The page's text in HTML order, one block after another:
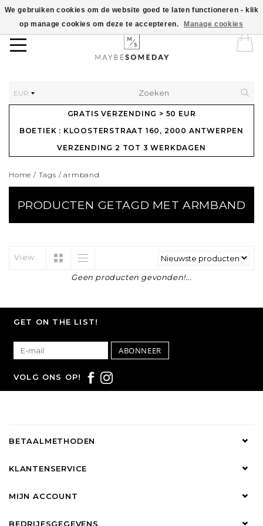
EUR
GRATIS VERZENDING > 50 EUR
BOETIEK : KLOOSTERSTRAAT 160, 2000 ANTWERPEN
VERZENDING 2 TOT 3 WERKDAGEN
Home / Tags /armband
PRODUCTEN GETAGD MET ARMBAND
View:
Geen producten gevonden!...
We gebruiken cookies om de website goed te laten functioneren - klik
op manage cookies om deze te accepteren.
Manage cookies
GET ON THE LIST!
ABONNEER
VOLG ONS OP!
BETAALMETHODEN
KLANTENSERVICE
MIJN ACCOUNT
BEDRIJFSGEGEVENS